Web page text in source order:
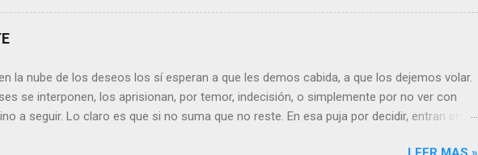
todos hemos sufrido por causa de una persona. Entonces ¿cómo encarar el dolor?
sobre la frase de Gabriel García Márquez que dice que “ninguna persona merece tus
que su mirada nos realce, pues los ojos del amor tienen esa virtud de embellecer...
la nube de los deseos los sí esperan a que les demos cabida, a que los dejemos volar.
se interponen, los aprisionan, por temor, indecisión, o simplemente por no ver con
a seguir. Lo claro es que si no suma que no reste. En esa puja por decidir, entran en